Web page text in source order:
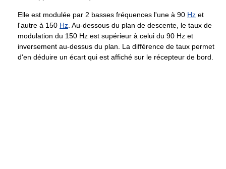
Elle est modulée par 2 basses fréquences l'une à 90 Hz et
l'autre à 150 Hz . Au-dessous du plan de descente, le taux de
modulation du 150 Hz est supérieur à celui du 90 Hz et
inversement au-dessus du plan. La différence de taux permet
d'en déduire un écart qui est affiché sur le récepteur de bord.